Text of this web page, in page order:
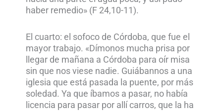
haber remedio» (F 24,10-11).
El cuarto: el sofoco de Córdoba, que fue el
mayor trabajo. «Dímonos mucha prisa por
llegar de mañana a Córdoba para oír misa
sin que nos viese nadie. Guiábannos a una
iglesia que está pasada la puente, por más
soledad. Ya que íbamos a pasar, no había
licencia para pasar por allí carros, que la ha